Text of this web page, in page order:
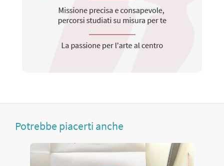
Potrebbe piacerti anche